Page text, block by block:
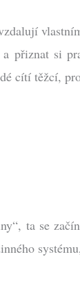
přiznat si
cítí těžcí,
ta se